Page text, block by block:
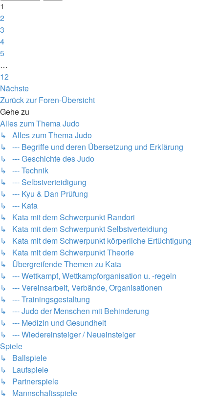
1
2
3
4
5
…
12
Nächste
Zurück zur Foren-Übersicht
Gehe zu
Alles zum Thema Judo
↳ Alles zum Thema Judo
↳ --- Begriffe und deren Übersetzung und Erklärung
↳ --- Geschichte des Judo
↳ --- Technik
↳ --- Selbstverteidigung
↳ --- Kyu & Dan Prüfung
↳ --- Kata
↳ Kata mit dem Schwerpunkt Randori
↳ Kata mit dem Schwerpunkt Selbstverteidiung
↳ Kata mit dem Schwerpunkt körperliche Ertüchtigung
↳ Kata mit dem Schwerpunkt Theorie
↳ Übergreifende Themen zu Kata
↳ --- Wettkampf, Wettkampforganisation u. -regeln
↳ --- Vereinsarbeit, Verbände, Organisationen
↳ --- Trainingsgestaltung
↳ --- Judo der Menschen mit Behinderung
↳ --- Medizin und Gesundheit
↳ --- Wiedereinsteiger / Neueinsteiger
Spiele
↳ Ballspiele
↳ Laufspiele
↳ Partnerspiele
↳ Mannschaftsspiele